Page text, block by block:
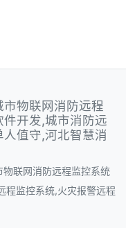
物联网消防远程
开发,城市消防远
值守,河北智慧消
联网消防远程监控系统
程监控系统,火灾报警远程